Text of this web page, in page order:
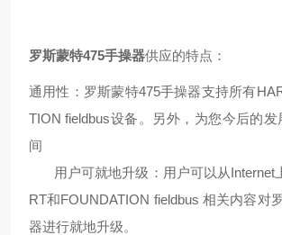
罗斯蒙特475手操器供应的特点：
通用性：罗斯蒙特475手操器支持所有
TION fieldbus设备。另外，为您今后的发
间
用户可就地升级：用户可以从Internet
RT和FOUNDATION fieldbus 相关内容对
器进行就地升级。